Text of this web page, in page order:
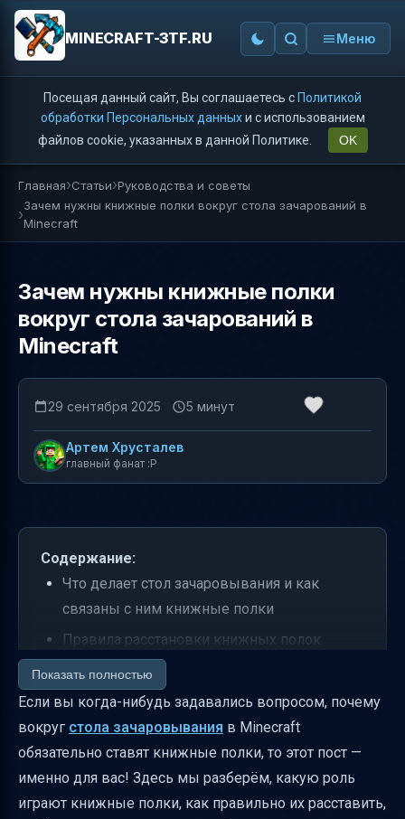
MINECRAFT-3TF.RU Меню
Посещая данный сайт, Вы соглашаетесь с Политикой
обработки Персональных данныхи с использованием
файлов cookie, указанных в данной Политике.
OK
Главная Статьи Руководства и советы
Зачем нужны книжные полки вокруг стола зачарований в
Minecraft
Зачем нужны книжные полки
вокруг стола зачарований в
Minecraft
29 сентября 2025 5 минут
Артем Хрусталев
главный фанат :P
Содержание:
Что делает стол зачаровывания и как
связаны с ним книжные полки
Правила расстановки книжных полок
вокруг стола зачаровывания
Как выглядит идеальная конфигурация
книжных полок
Какие чары можно получить на 30 уровне
Влияние окружения и освещения на силу
чар
Показать полностью
Если вы когда-нибудь задавались вопросом, почему
вокруг стола зачаровывания в Minecraft
обязательно ставят книжные полки, то этот пост —
именно для вас! Здесь мы разберём, какую роль
играют книжные полки, как правильно их расставить,